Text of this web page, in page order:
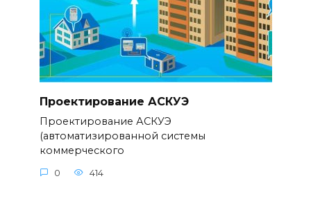
Проектирование АСКУЭ
Проектирование АСКУЭ
(автоматизированной системы
коммерческого
0 414